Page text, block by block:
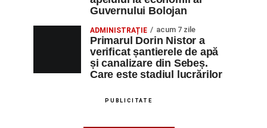
Guvernului Bolojan
ADMINISTRAȚIE acum 7 zile
Primarul Dorin Nistor a
verificat șantierele de apă
și canalizare din Sebeș.
Care este stadiul lucrărilor
PUBLICITATE